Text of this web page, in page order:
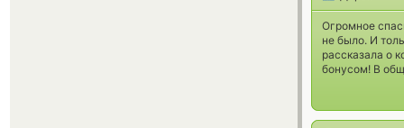
Огромное
не было. И
рассказала о
бонусом! В